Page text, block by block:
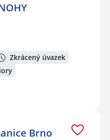
Zkrácený úvazek
Brno